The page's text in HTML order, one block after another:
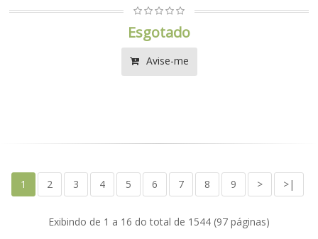
Esgotado
Avise-me
1 2 3 4 5 6 7 8 9 > >|
Exibindo de 1 a 16 do total de 1544 (97 páginas)